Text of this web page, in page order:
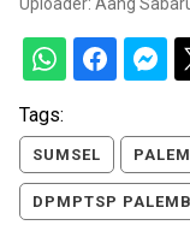
Uploader: Aang
Tags:
SUMSEL
DPMPTSP